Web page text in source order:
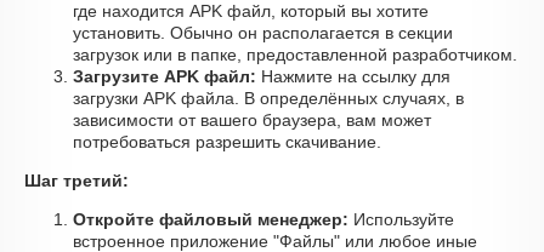
где находится APK файл, который вы хотите
установить. Обычно он располагается в секции
загрузок или в папке, предоставленной разработчиком.
Загрузите APK файл: Нажмите на ссылку для
загрузки APK файла. В определённых случаях, в
зависимости от вашего браузера, вам может
потребоваться разрешить скачивание.
Шаг третий:
Откройте файловый менеджер: Используйте
встроенное приложение "Файлы" или любое иные